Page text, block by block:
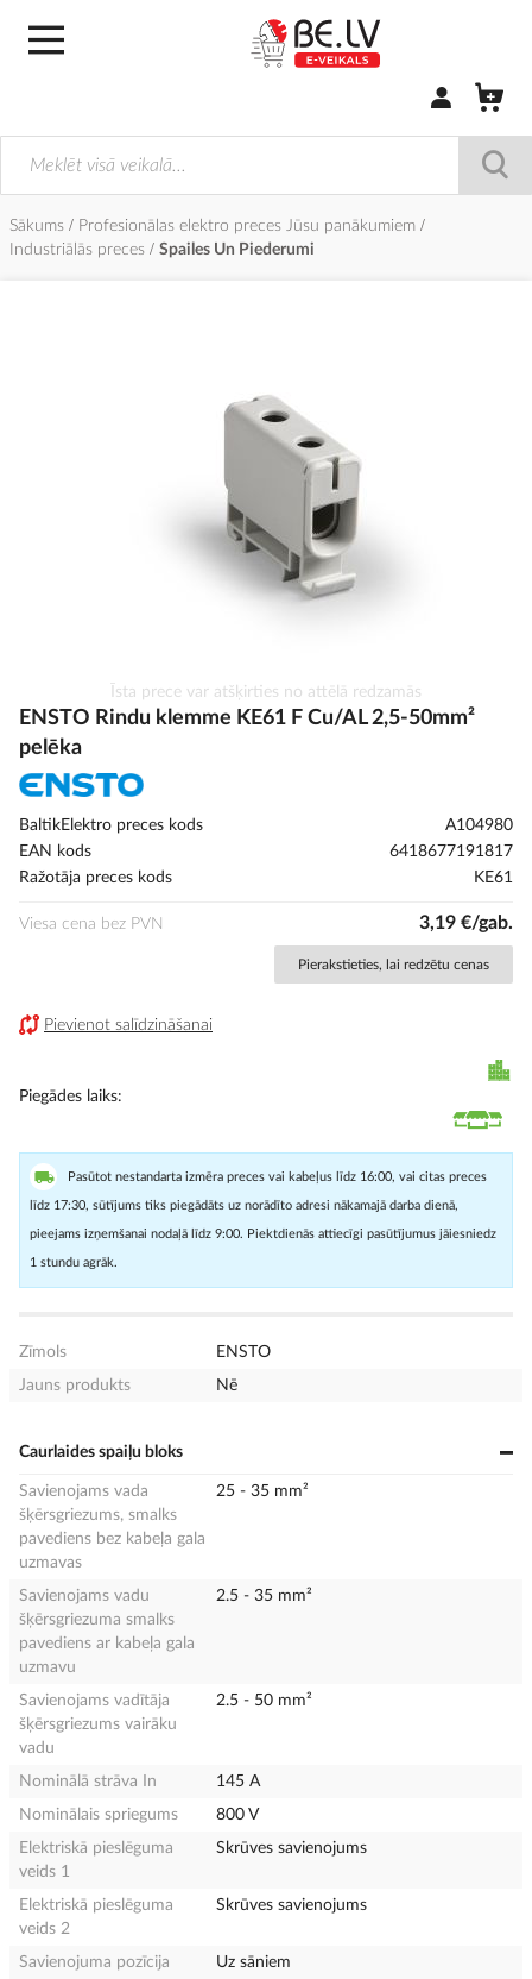
Pierakstīties/
Sākums
Profesionālas elektro preces Jūsu panākumiem
Industriālās preces
Spailes Un Piederumi
uz
galerijas
sākumu
Īsta prece var atšķirties no attēlā redzamās
ENSTO Rindu klemme KE61 F Cu/AL 2,5-50mm²
pelēka
BaltikElektro preces kods
A104980
EAN kods
6418677191817
Ražotāja preces kods
KE61
Viesa cena bez PVN 3,19 €/gab.
Pierakstieties, lai redzētu cenas
Pievienot salīdzināšanai
Piegādes laiks
Pasūtot nestandarta izmēra preces vai kabeļus līdz 16:00, vai citas preces
līdz 17:30, sūtījums tiks piegādāts uz norādīto adresi nākamajā darba dienā,
pieejams izņemšanai nodaļā līdz 9:00. Piektdienās attiecīgi pasūtījumus jāiesniedz
1 stundu agrāk.
Zīmols
ENSTO
Jauns produkts
Nē
Caurlaides spaiļu bloks
Savienojams vada
šķērsgriezums, smalks
pavediens bez kabeļa gala
uzmavas
25 - 35 mm²
Savienojams vadu
šķērsgriezuma smalks
pavediens ar kabeļa gala
uzmavu
2.5 - 35 mm²
Savienojams vadītāja
šķērsgriezums vairāku
vadu
2.5 - 50 mm²
Nominālā strāva In
145 A
Nominālais spriegums
800 V
Elektriskā pieslēguma
veids 1
Skrūves savienojums
Elektriskā pieslēguma
veids 2
Skrūves savienojums
Savienojuma pozīcija
Uz sāniem